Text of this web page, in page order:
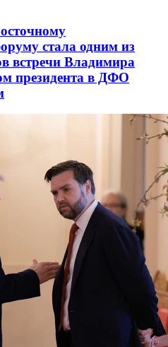
стала одним из
встречи Владимира
президента в ДФО